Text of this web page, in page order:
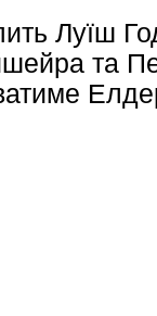
Луїш
та